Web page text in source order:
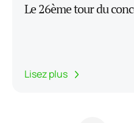
Le 26ème tour du
Lisez plus